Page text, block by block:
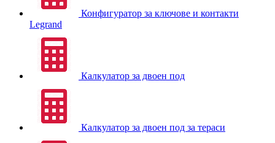
Конфигуратор за ключове и контакти
Legrand
Калкулатор за двоен под
Калкулатор за двоен под за тераси